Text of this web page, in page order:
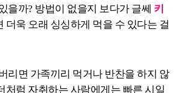
을까? 방법이 없을지 보다가 글쎄 키
더욱 오래 싱싱하게 먹을 수 있다는 걸
리면 가족끼리 먹거나 반찬을 하지 않
처럼 자취하는 사람에게는 빠른 시일